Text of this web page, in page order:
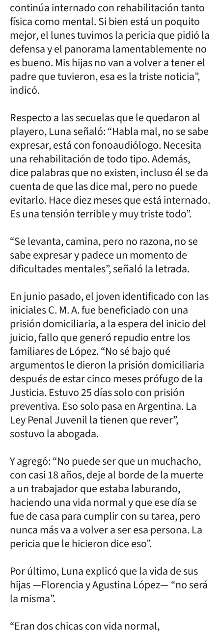
continúa internado con rehabilitación tanto
física como mental. Si bien está un poquito
mejor, el lunes tuvimos la pericia que pidió la
defensa y el panorama lamentablemente no
es bueno. Mis hijas no van a volver a tener el
padre que tuvieron, esa es la triste noticia”,
indicó.
Respecto a las secuelas que le quedaron al
playero, Luna señaló: “Habla mal, no se sabe
expresar, está con fonoaudiólogo. Necesita
una rehabilitación de todo tipo. Además,
dice palabras que no existen, incluso él se da
cuenta de que las dice mal, pero no puede
evitarlo. Hace diez meses que está internado.
Es una tensión terrible y muy triste todo”.
“Se levanta, camina, pero no razona, no se
sabe expresar y padece un momento de
dificultades mentales”, señaló la letrada.
En junio pasado, el joven identificado con las
iniciales C. M. A. fue beneficiado con una
prisión domiciliaria, a la espera del inicio del
juicio, fallo que generó repudio entre los
familiares de López. “No sé bajo qué
argumentos le dieron la prisión domiciliaria
después de estar cinco meses prófugo de la
Justicia. Estuvo 25 días solo con prisión
preventiva. Eso solo pasa en Argentina. La
Ley Penal Juvenil la tienen que rever”,
sostuvo la abogada.
Y agregó: “No puede ser que un muchacho,
con casi 18 años, deje al borde de la muerte
a un trabajador que estaba laburando,
haciendo una vida normal y que ese día se
fue de casa para cumplir con su tarea, pero
nunca más va a volver a ser esa persona. La
pericia que le hicieron dice eso”.
Por último, Luna explicó que la vida de sus
hijas —Florencia y Agustina López— “no será
la misma”.
“Eran dos chicas con vida normal,